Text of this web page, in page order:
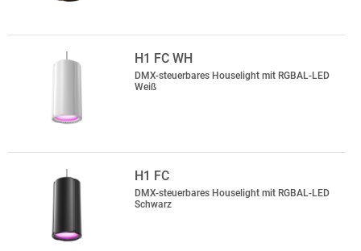
H1 FC WH
DMX-steuerbares Houselight mit RGBAL-LED
Weiß
H1 FC
DMX-steuerbares Houselight mit RGBAL-LED
Schwarz